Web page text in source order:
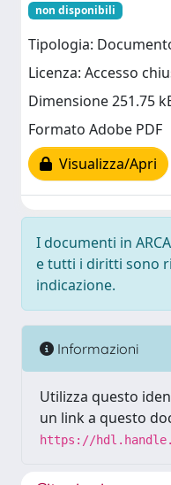
non disponibili
Tipologia:
Licenza: Accesso
Dimensione 251.75
Formato Adobe PDF
Visualizza/Apri
I documenti in
e tutti i diritti sono
indicazione.
Informazioni
Utilizza questo
un link a questo
https://